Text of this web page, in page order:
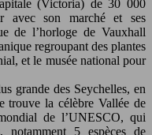
(Victoria) de 30 000
avec son marché et ses
de l’horloge de Vauxhall
regroupant des plantes
et le musée national pour
grande des Seychelles, en
trouve la célèbre Vallée de
de l’UNESCO, qui
notamment 5 espèces de